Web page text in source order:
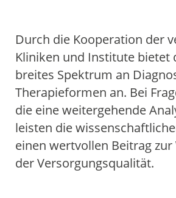
Einstieg
Ziele
Kliniken
Tumorkonferenz
Westdeutsches Tumorzentrum
Einstieg
Innere Klinik
Fachabteilungen
Einstieg
Internistische Onkologie
Institut für Pathologie
Institut für Radiologie
Klinik für Strahlentherapie
Klinik für Nuklearmedizin
Forschung
Qualitätsmanagement
Mediathek
SPRECHSTUNDEN
Einstieg
Universitätsklinikum Essen
Knappschaft Kliniken
Durch die Kooperation der
Kliniken und Institute bietet
breites Spektrum an
Therapieformen an. Bei
die eine weitergehende
leisten die
einen wertvollen Beitrag
der Versorgungsqualität.